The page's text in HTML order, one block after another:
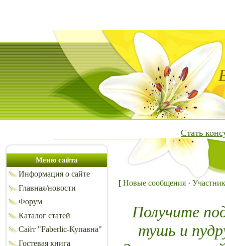
Стать
Меню сайта
Информация о сайте
Главная/новости
Форум
Каталог статей
Сайт "Faberlic-Купавна"
Гостевая книга
[ Новые сообщения ·
Получите
тушь и